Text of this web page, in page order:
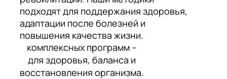
подходят для поддержания здоровья,
адаптации после болезней и
повышения качества жизни.
комплексных программ –
для здоровья, баланса и
восстановления организма.